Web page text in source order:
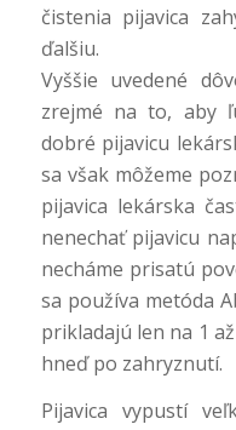
čistenia pijavica
ďalšiu.
Vyššie uvedené
zrejmé na to, aby
dobré pijavicu
sa však môžeme
pijavica lekárska
nenechať pijavicu
necháme prisatú
sa používa metóda
prikladajú len na 1
hneď po zahryznutí.
Pijavica vypustí